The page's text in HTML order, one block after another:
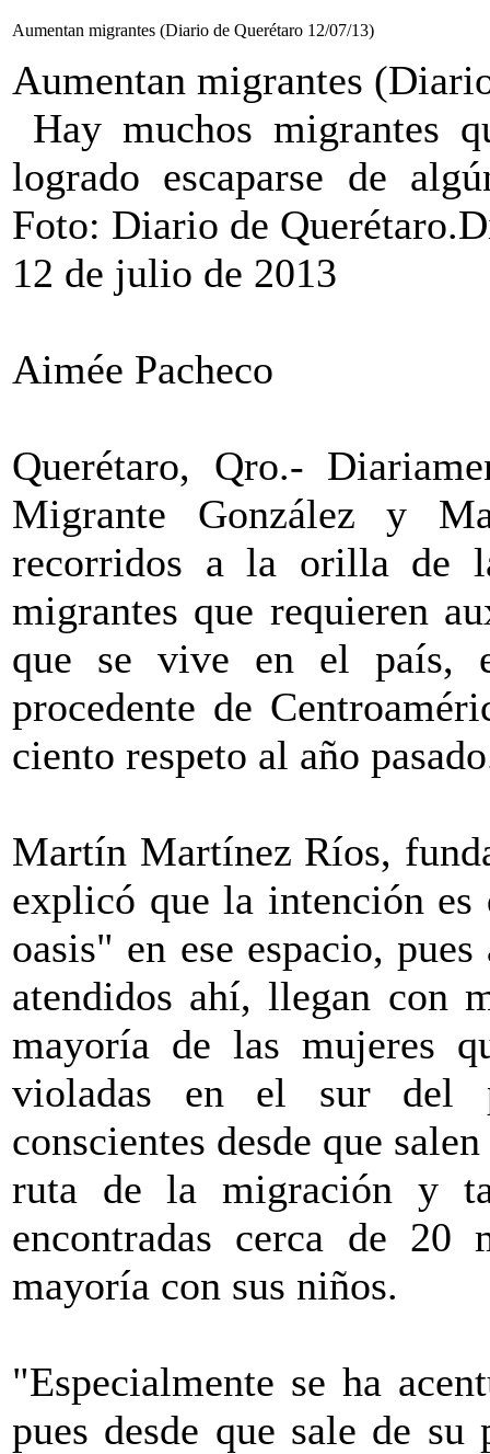
Aumentan migrantes (Diario de Querétaro 12/07/13)
Aumentan migrantes
Hay muchos migrantes
logrado escaparse de
Foto: Diario de
12 de julio de 2013
Aimée Pacheco
Querétaro, Qro.-
Migrante González y
recorridos a la orilla de
migrantes que requieren
que se vive en el país,
procedente de
ciento respeto al año
Martín Martínez Ríos,
explicó que la intención es
oasis" en ese espacio,
atendidos ahí, llegan con
mayoría de las mujeres
violadas en el sur del
conscientes desde que
ruta de la migración y
encontradas cerca de
mayoría con sus niños.
"Especialmente se ha
pues desde que sale de